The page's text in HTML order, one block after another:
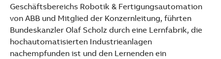
Geschäftsbereichs Robotik & Fertigungsautomation
von ABB und Mitglied der Konzernleitung, führten
Bundeskanzler Olaf Scholz durch eine Lernfabrik, die
hochautomatisierten Industrieanlagen
nachempfunden ist und den Lernenden ein